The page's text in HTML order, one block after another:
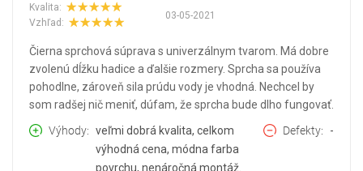
03-05-2021
Kvalita:
Vzhľad:
Čierna sprchová súprava s univerzálnym tvarom. Má dobre
zvolenú dĺžku hadice a ďalšie rozmery. Sprcha sa používa
pohodlne, zároveň sila prúdu vody je vhodná. Nechcel by
som radšej nič meniť, dúfam, že sprcha bude dlho fungovať.
Výhody
veľmi dobrá kvalita, celkom
výhodná cena, módna farba
povrchu, nenáročná montáž.
Defekty -